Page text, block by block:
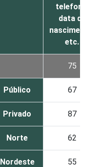
telefone,
data de
nascimento,
etc.
75
Público 67
Privado 87
Norte 62
Nordeste 55